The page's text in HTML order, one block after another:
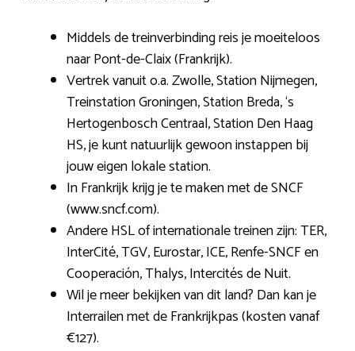
Middels de treinverbinding reis je moeiteloos
naar Pont-de-Claix (Frankrijk).
Vertrek vanuit o.a. Zwolle, Station Nijmegen,
Treinstation Groningen, Station Breda, ‘s
Hertogenbosch Centraal, Station Den Haag
HS, je kunt natuurlijk gewoon instappen bij
jouw eigen lokale station.
In Frankrijk krijg je te maken met de SNCF
(www.sncf.com).
Andere HSL of internationale treinen zijn: TER,
InterCité, TGV, Eurostar, ICE, Renfe-SNCF en
Cooperación, Thalys, Intercités de Nuit.
Wil je meer bekijken van dit land? Dan kan je
Interrailen met de Frankrijkpas (kosten vanaf
€127).